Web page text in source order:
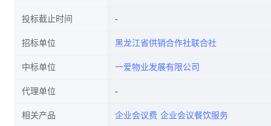
投标截止时间
招标单位 黑龙江省供销合作社联合社
中标单位 一爱物业发展有限公司
代理单位
相关产品 企业会议费 企业会议餐饮服务